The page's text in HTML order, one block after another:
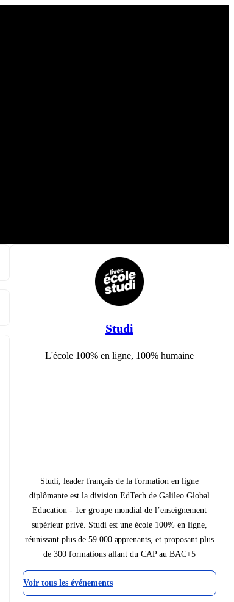
Studi
L'école 100% en ligne, 100% humaine
Studi, leader français de la formation en ligne
diplômante est la division EdTech de Galileo Global
Education - 1er groupe mondial de l’enseignement
supérieur privé. Studi est une école 100% en ligne,
réunissant plus de 59 000 apprenants, et proposant plus
de 300 formations allant du CAP au BAC+5
Voir tous les événements